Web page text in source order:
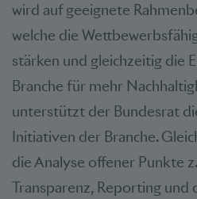
wird auf geeignete
welche die
stärken und gleichzeitig die
Branche für mehr
unterstützt der Bundesrat
Initiativen der Branche.
die Analyse offener Punkte
Transparenz, Reporting und